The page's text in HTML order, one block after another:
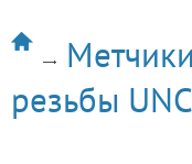
резьбы UNC